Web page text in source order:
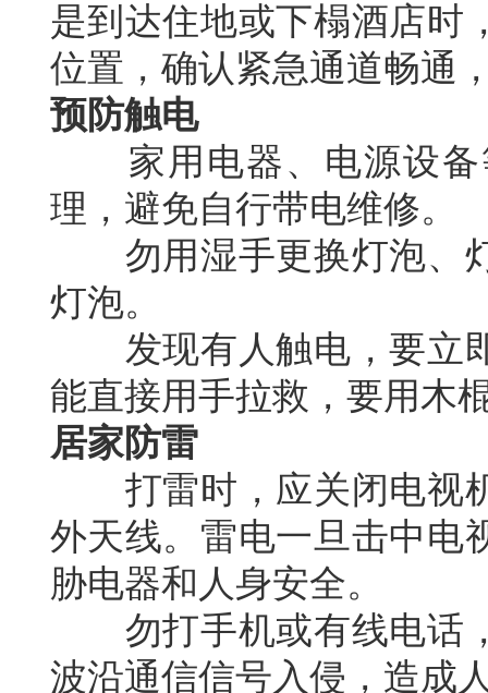
是到达住地或下榻酒店时
位置，确认紧急通道畅通
预防触电
家用电器、电源设备
理，避免自行带电维修。
勿用湿手更换灯泡、灯
灯泡。
发现有人触电，要立即
能直接用手拉救，要用木
居家防雷
打雷时，应关闭电视机
外天线。雷电一旦击中电
胁电器和人身安全。
勿打手机或有线电话，
波沿通信信号入侵，造成